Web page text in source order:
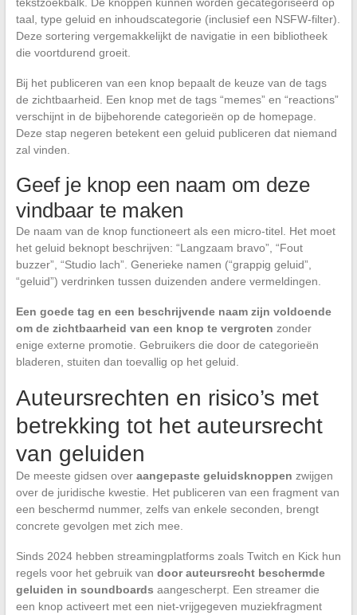
taal, type geluid en inhoudscategorie (inclusief een NSFW-filter).
Deze sortering vergemakkelijkt de navigatie in een bibliotheek
die voortdurend groeit.
Bij het publiceren van een knop bepaalt de keuze van de tags
de zichtbaarheid. Een knop met de tags “memes” en “reactions”
verschijnt in de bijbehorende categorieën op de homepage.
Deze stap negeren betekent een geluid publiceren dat niemand
zal vinden.
Geef je knop een naam om deze
vindbaar te maken
De naam van de knop functioneert als een micro-titel. Het moet
het geluid beknopt beschrijven: “Langzaam bravo”, “Fout
buzzer”, “Studio lach”. Generieke namen (“grappig geluid”,
“geluid”) verdrinken tussen duizenden andere vermeldingen.
Een goede tag en een beschrijvende naam zijn voldoende
om de zichtbaarheid van een knop te vergroten zonder
enige externe promotie. Gebruikers die door de categorieën
bladeren, stuiten dan toevallig op het geluid.
Auteursrechten en risico’s met
betrekking tot het auteursrecht
van geluiden
De meeste gidsen over aangepaste geluidsknoppen zwijgen
over de juridische kwestie. Het publiceren van een fragment van
een beschermd nummer, zelfs van enkele seconden, brengt
concrete gevolgen met zich mee.
Sinds 2024 hebben streamingplatforms zoals Twitch en Kick hun
regels voor het gebruik van door auteursrecht beschermde
geluiden in soundboards aangescherpt. Een streamer die
een knop activeert met een niet-vrijgegeven muziekfragment